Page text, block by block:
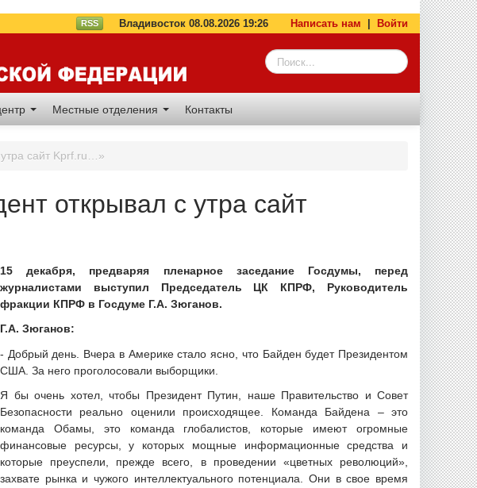
RSS Владивосток 08.08.2026 19:26 Написать нам Войти
Местные отделения Контакты
сайт Kprf.ru…»
открывал с утра сайт
15 декабря, предваряя пленарное заседание Госдумы, перед
журналистами выступил Председатель ЦК КПРФ, Руководитель
фракции КПРФ в Госдуме Г.А. Зюганов.
Г.А. Зюганов:
- Добрый день. Вчера в Америке стало ясно, что Байден будет Президентом
США. За него проголосовали выборщики.
Я бы очень хотел, чтобы Президент Путин, наше Правительство и Совет
Безопасности реально оценили происходящее. Команда Байдена – это
команда Обамы, это команда глобалистов, которые имеют огромные
финансовые ресурсы, у которых мощные информационные средства и
которые преуспели, прежде всего, в проведении «цветных революций»,
захвате рынка и чужого интеллектуального потенциала. Они в свое время